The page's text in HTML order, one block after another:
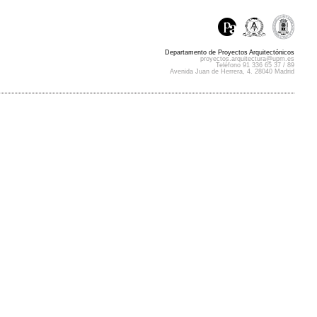
Departamento de Proyectos Arquitectónicos
proyectos.arquitectura@upm.es
Teléfono 91 336 65 37 / 89
Avenida Juan de Herrera, 4. 28040 Madrid